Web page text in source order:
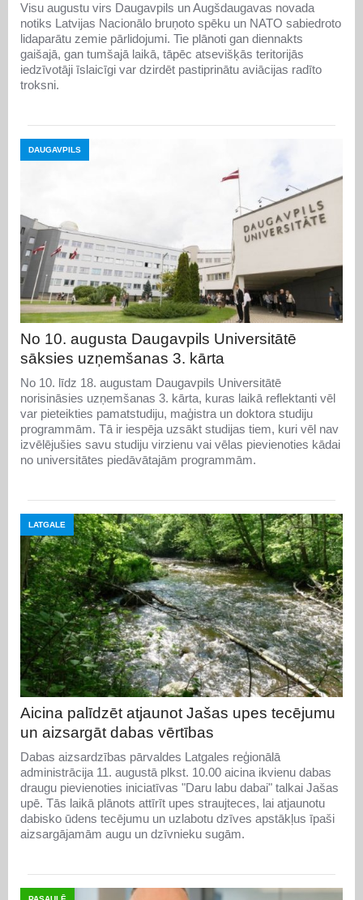
Visu augustu virs Daugavpils un Augšdaugavas novada
notiks Latvijas Nacionālo bruņoto spēku un NATO sabiedroto
lidaparātu zemie pārlidojumi. Tie plānoti gan diennakts
gaišajā, gan tumšajā laikā, tāpēc atsevišķās teritorijās
iedzīvotāji īslaicīgi var dzirdēt pastiprinātu aviācijas radīto
troksni.
DAUGAVPILS
No 10. augusta Daugavpils Universitātē
sāksies uzņemšanas 3. kārta
No 10. līdz 18. augustam Daugavpils Universitātē
norisināsies uzņemšanas 3. kārta, kuras laikā reflektanti vēl
var pieteikties pamatstudiju, maģistra un doktora studiju
programmām. Tā ir iespēja uzsākt studijas tiem, kuri vēl nav
izvēlējušies savu studiju virzienu vai vēlas pievienoties kādai
no universitātes piedāvātajām programmām.
LATGALE
Aicina palīdzēt atjaunot Jašas upes tecējumu
un aizsargāt dabas vērtības
Dabas aizsardzības pārvaldes Latgales reģionālā
administrācija 11. augustā plkst. 10.00 aicina ikvienu dabas
draugu pievienoties iniciatīvas "Daru labu dabai" talkai Jašas
upē. Tās laikā plānots attīrīt upes straujteces, lai atjaunotu
dabisko ūdens tecējumu un uzlabotu dzīves apstākļus īpaši
aizsargājamām augu un dzīvnieku sugām.